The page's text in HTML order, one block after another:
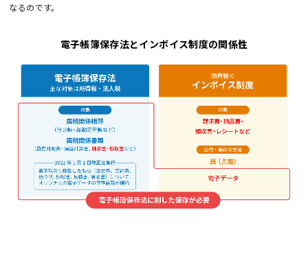
なるのです。
電子帳簿保存法とインボイス制度の関係性